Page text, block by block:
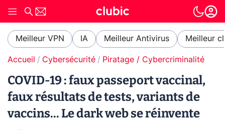
Meilleur VPN IA Meilleur Antivirus Meilleur
Accueil Cybersécurité Piratage / Cybercriminalité
COVID-19 : faux passeport vaccinal,
faux résultats de tests, variants de
vaccins... Le dark web se réinvente